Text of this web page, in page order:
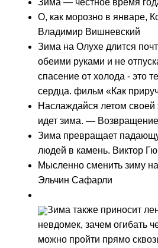
О, как морозно в январе,
Владимир Вишневский
Зима на Олухе длится
обеими руками и не
спасение от холода - это
сердца. фильм «Как
Наслаждайся летом
идет зима. —
Зима превращает
людей в камень. Виктор
Мысленно сменить зиму
Эльчин Сафарли
Зима также приносит
невдомек, зачем огибать
можно пройти прямо